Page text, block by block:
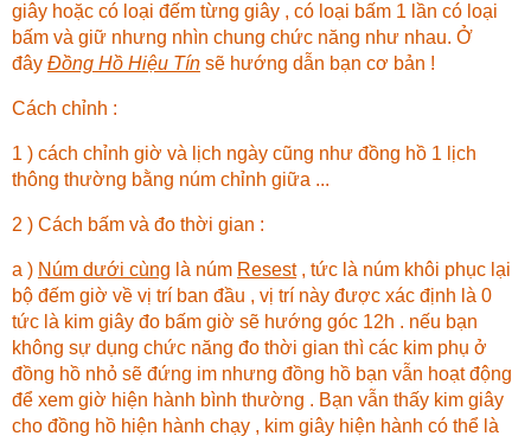
giây hoặc có loại đếm từng giây , có loại bấm 1 lần có loại
bấm và giữ nhưng nhìn chung chức năng như nhau. Ở
đây Đồng Hồ Hiệu Tín sẽ hướng dẫn bạn cơ bản !
Cách chỉnh :
1 ) cách chỉnh giờ và lịch ngày cũng như đồng hồ 1 lịch
thông thường bằng núm chỉnh giữa ...
2 ) Cách bấm và đo thời gian :
a ) Núm dưới cùng là núm Resest, tức là núm khôi phục lại
bộ đếm giờ về vị trí ban đầu , vị trí này được xác định là 0
tức là kim giây đo bấm giờ sẽ hướng góc 12h . nếu bạn
không sự dụng chức năng đo thời gian thì các kim phụ ở
đồng hồ nhỏ sẽ đứng im nhưng đồng hồ bạn vẫn hoạt động
để xem giờ hiện hành bình thường . Bạn vẫn thấy kim giây
cho đồng hồ hiện hành chạy , kim giây hiện hành có thể là